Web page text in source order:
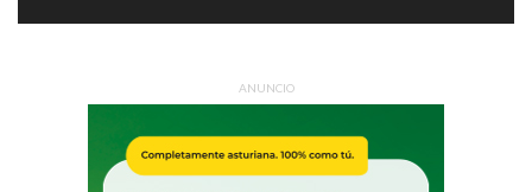
ANUNCIO